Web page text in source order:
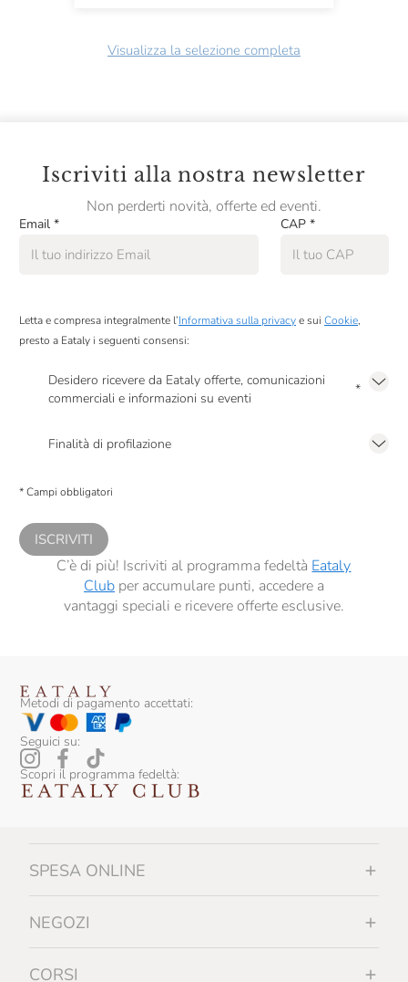
Visualizza la selezione completa
Iscriviti alla nostra newsletter
Non perderti novità, offerte ed eventi.
Email * CAP *
Letta e compresa integralmente l’Informativa sulla privacye sui Cookie,
presto a Eataly i seguenti consensi:
Desidero ricevere da Eataly offerte, comunicazioni
commerciali e informazioni su eventi
*
Finalità di profilazione
comunicazioni commerciali personalizzate, in caso di consenso prestato ai
* Campi obbligatori
ISCRIVITI
C’è di più! Iscriviti al programma fedeltà Eataly
Clubper accumulare punti, accedere a
vantaggi speciali e ricevere offerte esclusive.
Metodi di pagamento accettati:
Seguici su:
Scopri il programma fedeltà:
SPESA ONLINE
NEGOZI
CORSI